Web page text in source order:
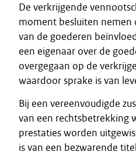
De verkrijgende
moment besluiten nemen
van de goederen
een eigenaar over de
overgegaan op de
waardoor sprake is van
Bij een vereenvoudigde
van een rechtsbetrekking
prestaties worden
is van een bezwarende